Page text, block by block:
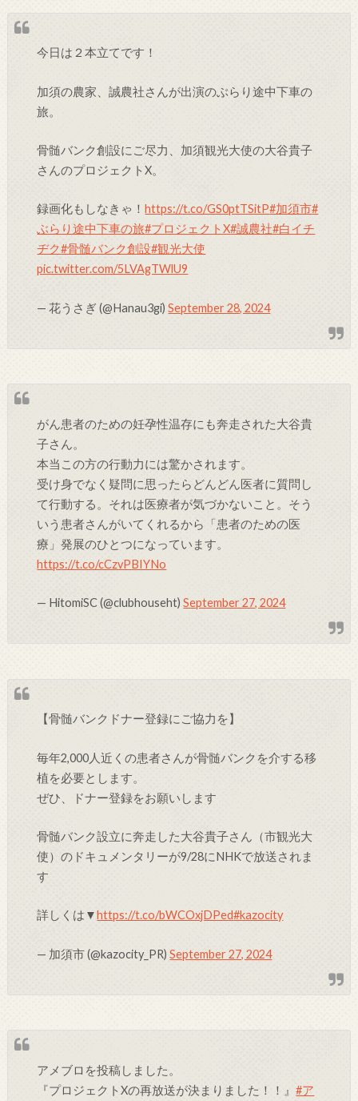
今日は２本立てです！
加須の農家、誠農社さんが出演のぶらり途中下車の
旅。
骨髄バンク創設にご尽力、加須観光大使の大谷貴子
さんのプロジェクトX。
録画化もしなきゃ！https://t.co/GS0ptTSitP#加須市#
ぶらり途中下車の旅#プロジェクトX#誠農社#白イチ
ヂク#骨髄バンク創設#観光大使
pic.twitter.com/5LVAgTWlU9
— 花うさぎ (@Hanau3gi)September 28, 2024
がん患者のための妊孕性温存にも奔走された大谷貴
子さん。
本当この方の行動力には驚かされます。
受け身でなく疑問に思ったらどんどん医者に質問し
て行動する。それは医療者が気づかないこと。そう
いう患者さんがいてくれるから「患者のための医
療」発展のひとつになっています。
https://t.co/cCzvPBIYNo
— HitomiSC (@clubhouseht)September 27, 2024
【骨髄バンクドナー登録にご協力を】
毎年2,000人近くの患者さんが骨髄バンクを介する移
植を必要とします。
ぜひ、ドナー登録をお願いします
骨髄バンク設立に奔走した大谷貴子さん（市観光大
使）のドキュメンタリーが9/28にNHKで放送されま
す
詳しくは▼ https://t.co/bWCOxjDPed#kazocity
— 加須市 (@kazocity_PR)September 27, 2024
アメブロを投稿しました。
『プロジェクトXの再放送が決まりました！！』#ア